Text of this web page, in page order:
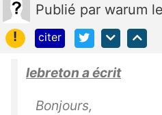
Publié par warum
!
citer
lebreton a écrit
Bonjours,